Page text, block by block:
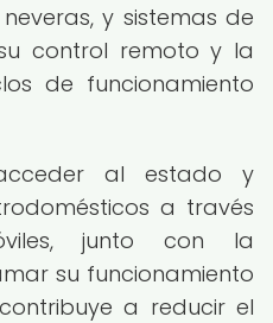
y sistemas de
control remoto y la
de funcionamiento
al estado y
a través
junto con la
su funcionamiento
a reducir el